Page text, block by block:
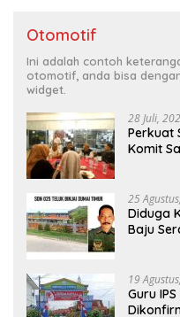
Otomotif
Ini adalah contoh
otomotif, anda bisa
widget.
28 Juli,
Perkuat
Komit
25
Diduga
Baju
19
Guru